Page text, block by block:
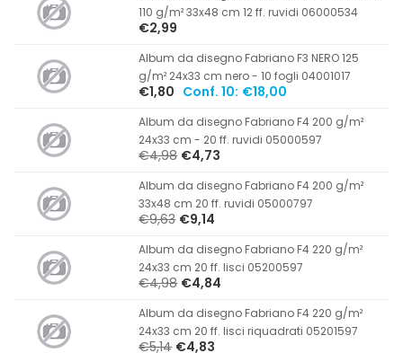
110 g/m² 33x48 cm 12 ff. ruvidi 06000534
€2,99
Album da disegno Fabriano F3 NERO 125
g/m² 24x33 cm nero - 10 fogli 04001017
€1,80 Conf. 10: €18,00
Album da disegno Fabriano F4 200 g/m²
24x33 cm - 20 ff. ruvidi 05000597
€4,98 €4,73
Album da disegno Fabriano F4 200 g/m²
33x48 cm 20 ff. ruvidi 05000797
€9,63 €9,14
Album da disegno Fabriano F4 220 g/m²
24x33 cm 20 ff. lisci 05200597
€4,98 €4,84
Album da disegno Fabriano F4 220 g/m²
24x33 cm 20 ff. lisci riquadrati 05201597
€5,14 €4,83